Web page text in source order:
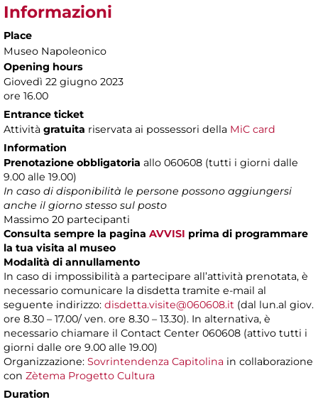
Informazioni
Place
Museo Napoleonico
Opening hours
Giovedì 22 giugno 2023
ore 16.00
Entrance ticket
Attività gratuita riservata ai possessori della MiC card
Information
Prenotazione obbligatoria allo 060608 (tutti i giorni dalle
9.00 alle 19.00)
In caso di disponibilità le persone possono aggiungersi
anche il giorno stesso sul posto
Massimo 20 partecipanti
Consulta sempre la pagina AVVISI prima di programmare
la tua visita al museo
Modalità di annullamento
In caso di impossibilità a partecipare all’attività prenotata, è
necessario comunicare la disdetta tramite e-mail al
seguente indirizzo: disdetta.visite@060608.it (dal lun.al giov.
ore 8.30 – 17.00/ ven. ore 8.30 – 13.30). In alternativa, è
necessario chiamare il Contact Center 060608 (attivo tutti i
giorni dalle ore 9.00 alle 19.00)
Organizzazione: Sovrintendenza Capitolina in collaborazione
con Zètema Progetto Cultura
Duration